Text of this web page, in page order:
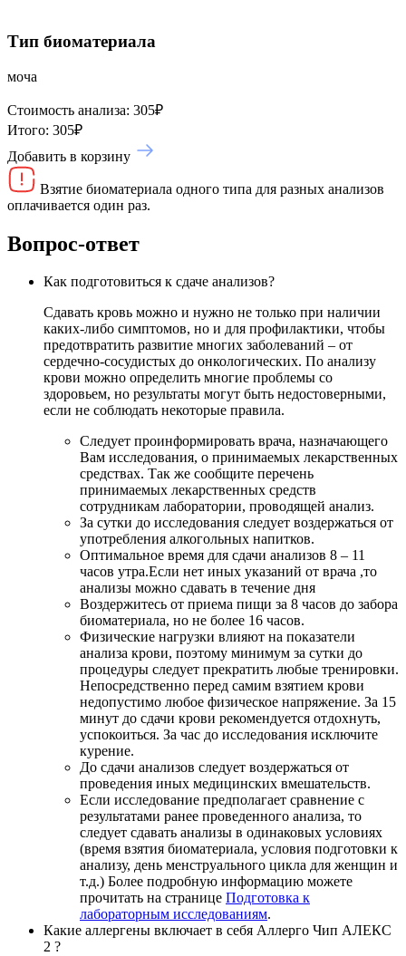
Тип биоматериала
моча
Стоимость анализа: 305₽
Итого: 305₽
Добавить в корзину
Взятие биоматериала одного типа для разных анализов
оплачивается один раз.
Вопрос-ответ
Как подготовиться к сдаче анализов?
Сдавать кровь можно и нужно не только при наличии
каких-либо симптомов, но и для профилактики, чтобы
предотвратить развитие многих заболеваний – от
сердечно-сосудистых до онкологических. По анализу
крови можно определить многие проблемы со
здоровьем, но результаты могут быть недостоверными,
если не соблюдать некоторые правила.
Следует проинформировать врача, назначающего
Вам исследования, о принимаемых лекарственных
средствах. Так же сообщите перечень
принимаемых лекарственных средств
сотрудникам лаборатории, проводящей анализ.
За сутки до исследования следует воздержаться от
употребления алкогольных напитков.
Оптимальное время для сдачи анализов 8 – 11
часов утра.Если нет иных указаний от врача ,то
анализы можно сдавать в течение дня
Воздержитесь от приема пищи за 8 часов до забора
биоматериала, но не более 16 часов.
Физические нагрузки влияют на показатели
анализа крови, поэтому минимум за сутки до
процедуры следует прекратить любые тренировки.
Непосредственно перед самим взятием крови
недопустимо любое физическое напряжение. За 15
минут до сдачи крови рекомендуется отдохнуть,
успокоиться. За час до исследования исключите
курение.
До сдачи анализов следует воздержаться от
проведения иных медицинских вмешательств.
Если исследование предполагает сравнение с
результатами ранее проведенного анализа, то
следует сдавать анализы в одинаковых условиях
(время взятия биоматериала, условия подготовки к
анализу, день менструального цикла для женщин и
т.д.) Более подробную информацию можете
прочитать на странице Подготовка к
лабораторным исследованиям.
Какие аллергены включает в себя Аллерго Чип АЛЕКС
2 ?